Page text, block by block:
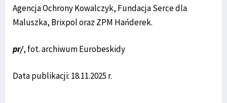
Agencja Ochrony Kowalczyk, Fundacja Serce dla
Maluszka, Brixpol oraz ZPM Hańderek.
pr/, fot. archiwum Eurobeskidy
Data publikacji: 18.11.2025 r.